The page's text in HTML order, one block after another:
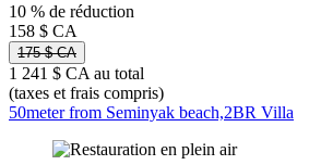
10 % de réduction
158 $ CA
175 $ CA
1 241 $ CA au total
(taxes et frais compris)
50meter from Seminyak beach,2BR Villa